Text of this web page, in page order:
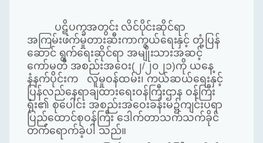
ပဋိပက္ခအတွင်း လိင်ပိုင်းဆိုင်ရာ
အကြမ်းဖက်မှုတားဆီးကာကွယ်ရေးနှင့် တုံ့ပြန်
ဆောင် ရွက်ရေးဆိုင်ရာ အမျိုးသားအဆင့်
ကော်မတီ အစည်းအဝေး(၂/၂၀၂၁)ကို ယနေ့
နံနက်ပိုင်းက လူမှုဝန်ထမ်း၊ ကယ်ဆယ်ရေးနှင့်
ပြန်လည်နေရာချထားရေးဝန်ကြီးဌာန ဝန်ကြီး
ရုံး၏ စုပေါင်း အစည်းအဝေးခန်းမ၌ကျင်းပရာ
ပြည်ထောင်စုဝန်ကြီး ဒေါက်တာသက်သက်ခိုင်
တက်ရောက်ခဲ့ပါ သည်။